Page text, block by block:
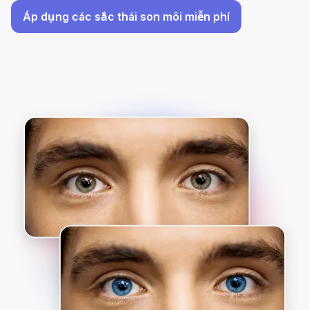
Áp dụng các sắc thái son môi miễn phí